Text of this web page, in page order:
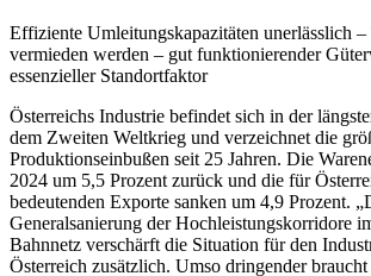
Effiziente Umleitungskapazitäten unerlässlich –
vermieden werden – gut funktionierender
essenzieller Standortfaktor
Österreichs Industrie befindet sich in der
dem Zweiten Weltkrieg und verzeichnet die
Produktionseinbußen seit 25 Jahren. Die
2024 um 5,5 Prozent zurück und die für
bedeutenden Exporte sanken um 4,9 Prozent.
Generalsanierung der Hochleistungskorridore
Bahnnetz verschärft die Situation für den
Österreich zusätzlich. Umso dringender braucht